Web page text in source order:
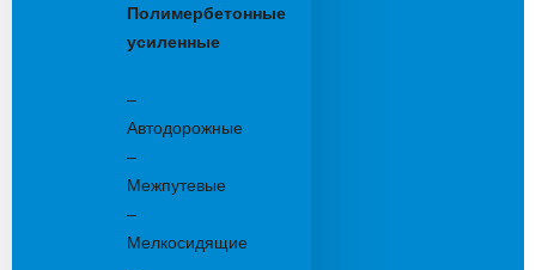
Полимербетонные
усиленные
–
Автодорожные
–
Межпутевые
–
Мелкосидящие